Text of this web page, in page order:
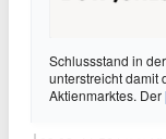
Schlussstand in
unterstreicht damit
Aktienmarktes. Der